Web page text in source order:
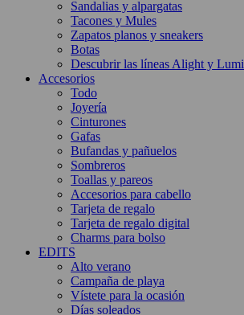
Sandalias y alpargatas
Tacones y Mules
Zapatos planos y sneakers
Botas
Descubrir las líneas Alight y Lumi
Accesorios
Todo
Joyería
Cinturones
Gafas
Bufandas y pañuelos
Sombreros
Toallas y pareos
Accesorios para cabello
Tarjeta de regalo
Tarjeta de regalo digital
Charms para bolso
EDITS
Alto verano
Campaña de playa
Vístete para la ocasión
Días soleados